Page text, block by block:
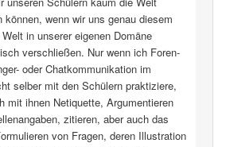
können, wenn wir uns genau diesem
in unserer eigenen Domäne
verschließen. Nur wenn ich Foren-
oder Chatkommunikation im
selber mit den Schülern praktiziere,
mit ihnen Netiquette, Argumentieren
zitieren, aber auch das
von Fragen, deren Illustration